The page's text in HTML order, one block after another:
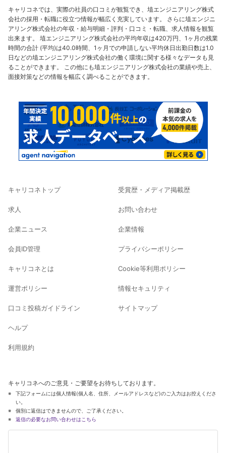
キャリコネでは、実際の社員の口コミが観覧でき、埴エンジニアリング株式
会社の採用・転職に役立つ情報が幅広く充実しています。 さらに埴エンジニ
アリング株式会社の年収・給与明細・評判・口コミ・転職、求人情報を観覧
出来ます。 埴エンジニアリング株式会社の平均年収は420万円、1ヶ月の残業
時間の合計 (平均)は40.0時間、1ヶ月での申請しない平均休日出勤日数は1.0
日などの埴エンジニアリング株式会社の働く環境に関する様々なデータも見
ることができます。 この他にも埴エンジニアリング株式会社の業績や売上、
面接対策などの情報を幅広く調べることができます。
キャリコネトップ
求人
企業ニュース
会員ID管理
キャリコネとは
運営ポリシー
口コミ投稿ガイドライン
ヘルプ
利用規約
受賞歴・メディア掲載歴
お問い合わせ
企業情報
プライバシーポリシー
Cookie等利用ポリシー
情報セキュリティ
サイトマップ
キャリコネへのご意見・ご要望をお待ちしております。
下記フォームには個人情報(個人名、住所、メールアドレスなど)のご入力はお控えくださ
い。
個別に返信はできませんので、ご了承ください。
返信の必要なお問い合わせはこちら